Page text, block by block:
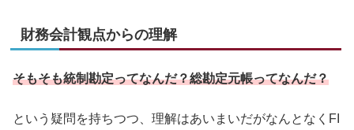
財務会計観点からの理解
そもそも統制勘定ってなんだ？総勘定元帳ってなんだ？
という疑問を持ちつつ、理解はあいまいだがなんとなくFI